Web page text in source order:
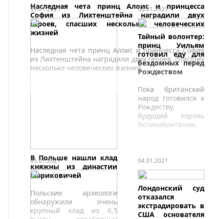
Наследная чета принц Алоис и принцесса
София из Лихтенштейна наградили двух
героев, спасших несколько человеческих
жизней
Наследная чета принц Алоис и принцесса София
из Лихтенштейна наградили двух героев, спасших
несколько человеческих жизней.
07.01.2021
В Польше нашли клад
княжны из династии
Рюриковичей
Польские археологи
обнаружили очень
крупный клад из 6,5
06.01.2021
Тайный волонтер:
принц Уильям
готовил еду для
бездомных перед
Рождеством
Пока британский
народ готовился к
Рождеству,
будущий король
Великобритании,
принц Уильям,
05.01.2021 04.01.2021
Лондонский суд
отказался
экстрадировать в
США основателя